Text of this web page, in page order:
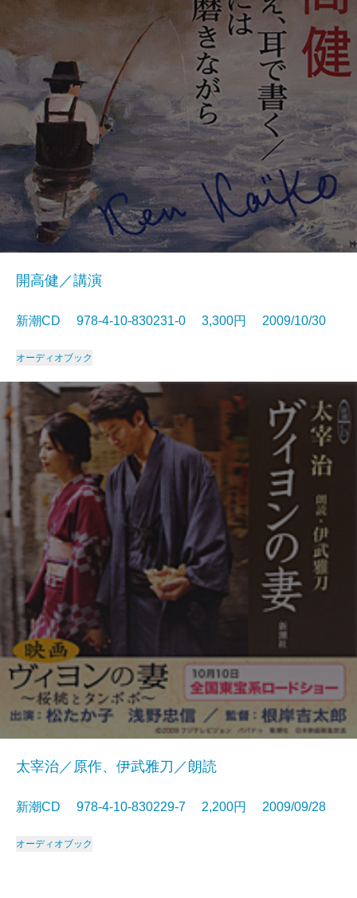
開高健／講演
新潮CD 978-4-10-830231-0 3,300円 2009/10/30
オーディオブック
太宰治／原作、伊武雅刀／朗読
新潮CD 978-4-10-830229-7 2,200円 2009/09/28
オーディオブック